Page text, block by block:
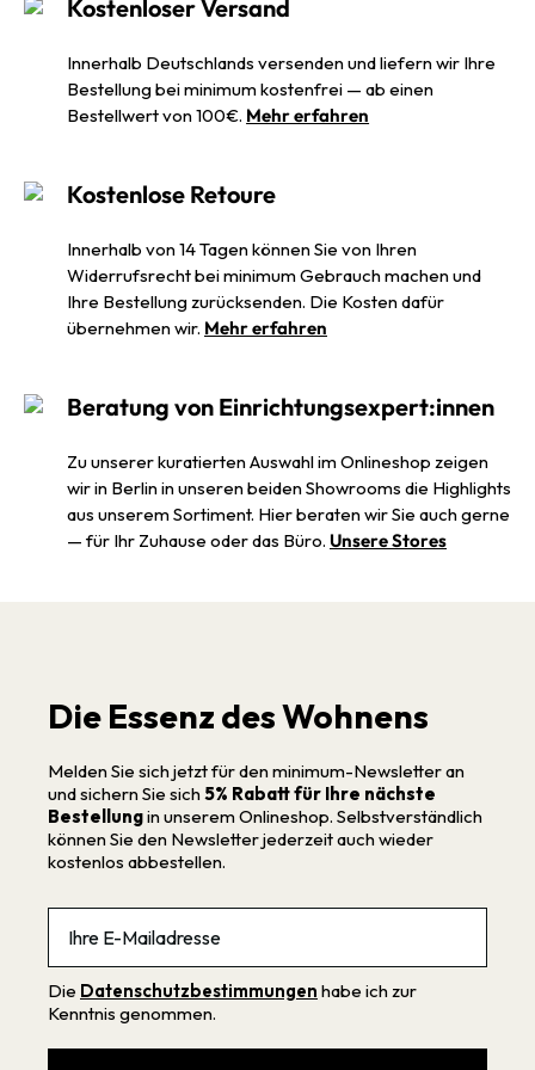
Kostenloser Versand
Innerhalb Deutschlands versenden und liefern wir Ihre
Bestellung bei minimum kostenfrei — ab einen
Bestellwert von 100€. Mehr erfahren
Kostenlose Retoure
Innerhalb von 14 Tagen können Sie von Ihren
Widerrufsrecht bei minimum Gebrauch machen und
Ihre Bestellung zurücksenden. Die Kosten dafür
übernehmen wir. Mehr erfahren
Beratung von Einrichtungsexpert:innen
Zu unserer kuratierten Auswahl im Onlineshop zeigen
wir in Berlin in unseren beiden Showrooms die Highlights
aus unserem Sortiment. Hier beraten wir Sie auch gerne
— für Ihr Zuhause oder das Büro. Unsere Stores
Die Essenz des Wohnens
Melden Sie sich jetzt für den minimum-Newsletter an
und sichern Sie sich 5% Rabatt für Ihre nächste
Bestellungin unserem Onlineshop. Selbstverständlich
können Sie den Newsletter jederzeit auch wieder
kostenlos abbestellen.
Die Datenschutzbestimmungen habe ich zur
Kenntnis genommen.